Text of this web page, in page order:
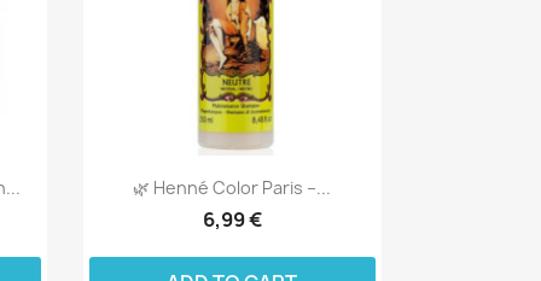
🌿 Henné Color Paris –...
6,99 €